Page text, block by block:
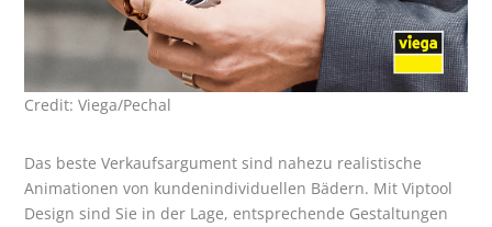
Credit: Viega/Pechal
Das beste Verkaufsargument sind nahezu realistische
Animationen von kundenindividuellen Bädern. Mit Viptool
Design sind Sie in der Lage, entsprechende Gestaltungen